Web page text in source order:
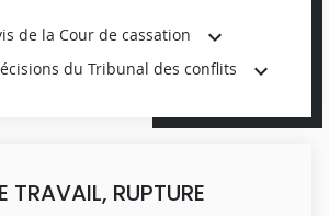
de la Cour de cassation
du Tribunal des conflits
TRAVAIL, RUPTURE